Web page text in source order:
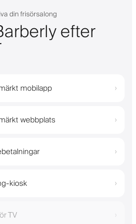
din frisörsalong
efter
mobilapp ›
webbplats ›
›
kiosk ›
TV ›